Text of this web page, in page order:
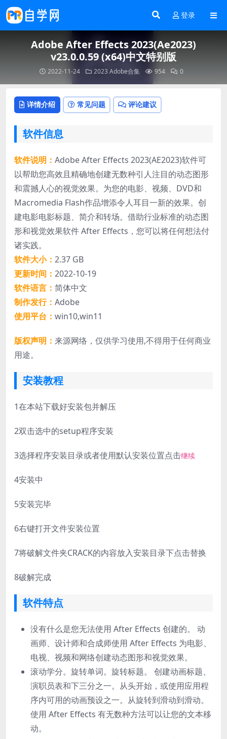
登录
Adobe After Effects 2023(Ae2023)
v23.0.0.59 (x64)中文特别版
2022-11-24 2023 Adobe合集 954 0
详情介绍 常见问题 评论建议
软件信息
软件说明： Adobe After Effects 2023(AE2023)软件可
以帮助您高效且精确地创建无数种引人注目的动态图形
和震撼人心的视觉效果。为您的电影、视频、DVD和
Macromedia Flash作品增添令人耳目一新的效果。创
建电影电影标题、简介和转场。借助行业标准的动态图
形和视觉效果软件 After Effects，您可以将任何想法付
诸实践。
软件大小： 2.37 GB
更新时间： 2022-10-19
软件语言： 简体中文
制作发行： Adobe
使用平台： win10,win11
版权声明： 来源网络，仅供学习使用,不得用于任何商业
用途。
安装教程
1在本站下载好安装包并解压
2双击选中的setup程序安装
3选择程序安装目录或者使用默认安装位置点击继续
4安装中
5安装完毕
6右键打开文件安装位置
7将破解文件夹CRACK的内容放入安装目录下点击替换
8破解完成
软件特点
没有什么是您无法使用 After Effects 创建的。 动
画师、设计师和合成师使用 After Effects 为电影、
电视、视频和网络创建动态图形和视觉效果。
滚动学分。旋转单词。旋转标题。 创建动画标题、
演职员表和下三分之一。从头开始，或使用应用程
序内可用的动画预设之一。从旋转到滑动到滑动。
使用 After Effects 有无数种方法可以让您的文本移
动。